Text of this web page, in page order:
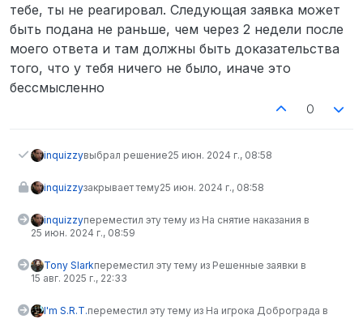
тебе, ты не реагировал. Следующая заявка может
быть подана не раньше, чем через 2 недели после
моего ответа и там должны быть доказательства
того, что у тебя ничего не было, иначе это
бессмысленно
0
inquizzyвыбрал решение25 июн. 2024 г., 08:58
inquizzyзакрывает тему25 июн. 2024 г., 08:58
inquizzyпереместил эту тему из На снятие наказания в
25 июн. 2024 г., 08:59
Tony Slarkпереместил эту тему из Решенные заявки в
15 авг. 2025 г., 22:33
I'm S.R.T.переместил эту тему из На игрока Доброграда в